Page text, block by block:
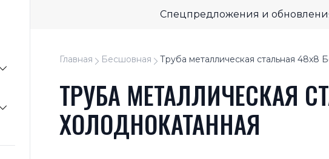
Спецпредложения и
Главная Бесшовная Труба металлическая стальная 48x8
ТРУБА МЕТАЛЛИЧЕСКАЯ
ХОЛОДНОКАТАННАЯ